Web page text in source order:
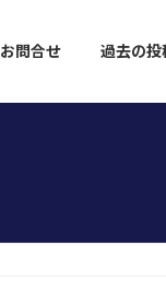
お問合せ 過去の投